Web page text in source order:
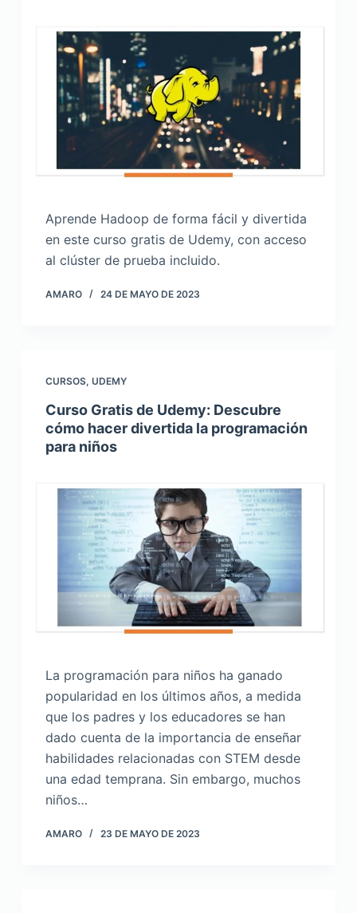
Aprende Hadoop de forma fácil y divertida
en este curso gratis de Udemy, con acceso
al clúster de prueba incluido.
AMARO 24 DE MAYO DE 2023
CURSOS, UDEMY
Curso Gratis de Udemy: Descubre
cómo hacer divertida la programación
para niños
La programación para niños ha ganado
popularidad en los últimos años, a medida
que los padres y los educadores se han
dado cuenta de la importancia de enseñar
habilidades relacionadas con STEM desde
una edad temprana. Sin embargo, muchos
niños…
AMARO 23 DE MAYO DE 2023